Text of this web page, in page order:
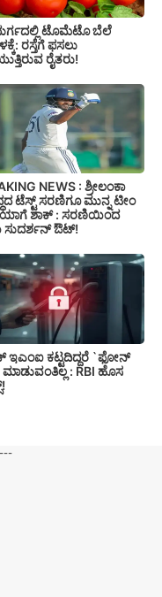
ಟೊಮೆಟೊ ಬೆಲೆ
ರಸ್ತೆಗೆ ಫಸಲು
ರೈತರು!
NEWS : ಶ್ರೀಲಂಕಾ
ಟೆಸ್ಟ್ ಸರಣಿಗೂ ಮುನ್ನ ಟೀಂ
ಶಾಕ್ : ಸರಣಿಯಿಂದ
ಔಟ್!
ಇಎಂಐ ಕಟ್ಟದಿದ್ದರೆ `ಫೋನ್
ಮಾಡುವಂತಿಲ್ಲ : RBI ಹೊಸ